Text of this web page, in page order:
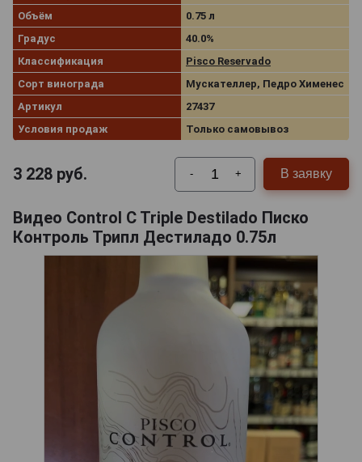
Объём
0.75 л
Градус
40.0%
Классификация
Pisco Reservado
Сорт винограда
Мускателлер, Педро Хименес
Артикул
27437
Условия продаж
Только самовывоз
3 228 руб. - + В заявку
Видео Control C Triple Destilado Писко
Контроль Трипл Дестиладо 0.75л